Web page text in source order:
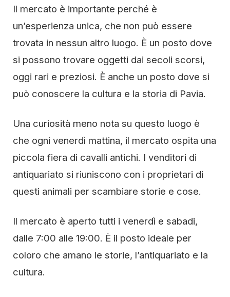
Il mercato è importante perché è
un’esperienza unica, che non può essere
trovata in nessun altro luogo. È un posto dove
si possono trovare oggetti dai secoli scorsi,
oggi rari e preziosi. È anche un posto dove si
può conoscere la cultura e la storia di Pavia.
Una curiosità meno nota su questo luogo è
che ogni venerdì mattina, il mercato ospita una
piccola fiera di cavalli antichi. I venditori di
antiquariato si riuniscono con i proprietari di
questi animali per scambiare storie e cose.
Il mercato è aperto tutti i venerdì e sabadi,
dalle 7:00 alle 19:00. È il posto ideale per
coloro che amano le storie, l’antiquariato e la
cultura.